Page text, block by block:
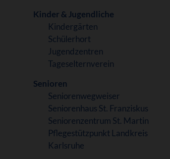
Kinder & Jugendliche
Kindergärten
Schülerhort
Jugendzentren
Tageselternverein
Senioren
Seniorenwegweiser
Seniorenhaus St. Franziskus
Seniorenzentrum St. Martin
Pflegestützpunkt Landkreis
Karlsruhe